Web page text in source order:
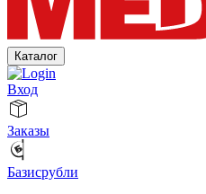
Каталог
Вход
Заказы
Базисрубли